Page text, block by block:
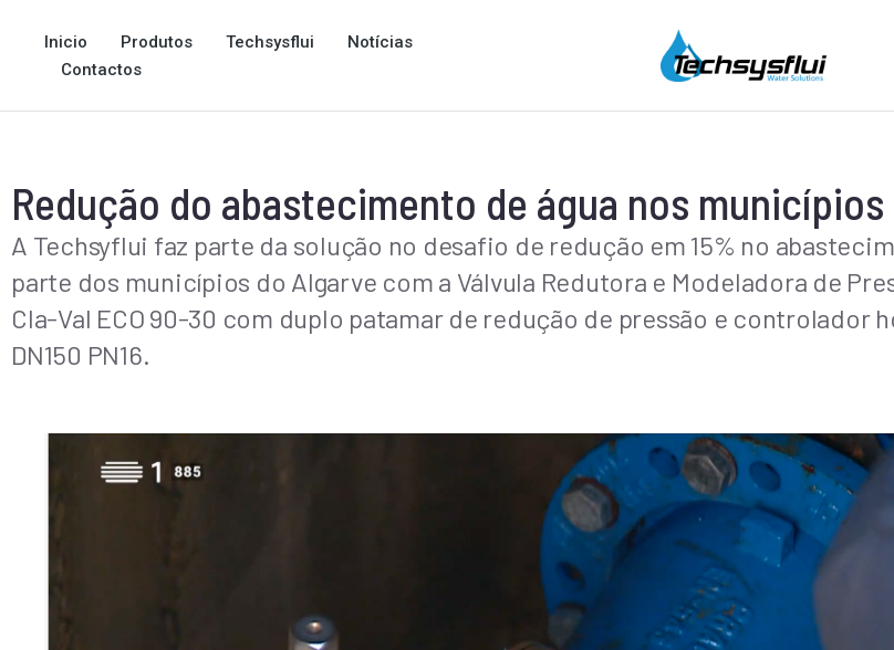
Inicio Produtos Techsysflui
Notícias
Contactos
Redução do abastecimento de água nos
A Techsyflui faz parte da solução no desafio de redução em 15% no
parte dos municípios do Algarve com a Válvula Redutora e Modeladora de
Cla-Val ECO 90-30 com duplo patamar de redução de pressão e controlador
DN150 PN16.